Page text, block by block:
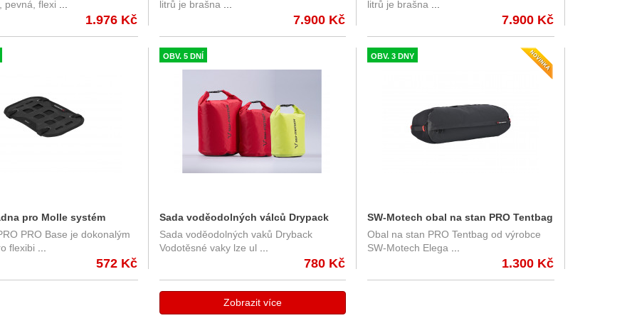
pevná, flexi
1.976 Kč
litrů je brašna
7.900 Kč
BC.HTA.00.301.30000
litrů je brašna
7.900 Kč
pro Molle systém
PRO Base je dokonalým
flexibi
572 Kč
OBV. 5 DNÍ
Sada voděodolných válců Drypack
4/8/13 l, červený/žlutý - SW-Motech
Sada voděodolných vaků Dryback
Vodotěsné vaky lze ul
780 Kč
OBV. 3 DNY
SW-Motech obal na stan PRO Tentbag
objem 18 l.
Obal na stan PRO Tentbag od výrobce
SW-Motech Elega
1.300 Kč
Zobrazit více